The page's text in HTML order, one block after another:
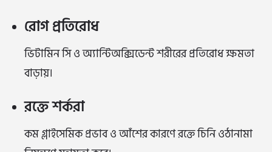
রোগ প্রতিরোধ
ভিটামিন সি ও অ্যান্টিঅক্সিডেন্ট শরীরের প্রতিরোধ ক্ষমতা
বাড়ায়।
রক্তে শর্করা
কম গ্লাইসেমিক প্রভাব ও আঁশের কারণে রক্তে চিনি ওঠানামা